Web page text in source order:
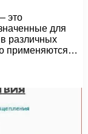
это
для
различных
применяются…